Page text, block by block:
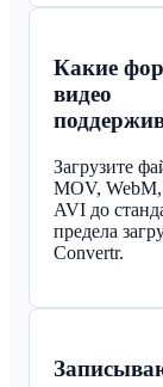
Какие
видео
Загрузите
MOV,
AVI до
предела
Convertr.